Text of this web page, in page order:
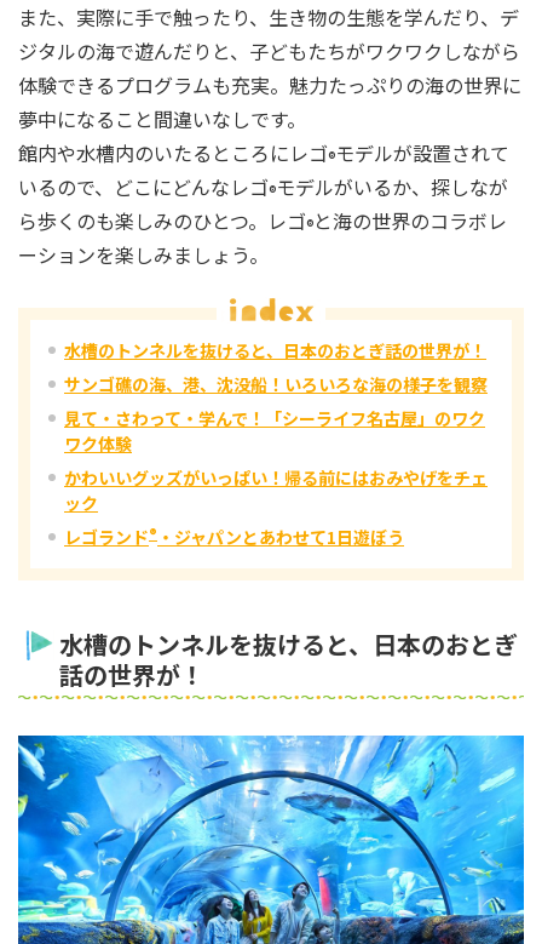
また、実際に手で触ったり、生き物の生態を学んだり、デ
ジタルの海で遊んだりと、子どもたちがワクワクしながら
体験できるプログラムも充実。魅力たっぷりの海の世界に
夢中になること間違いなしです。
館内や水槽内のいたるところにレゴ®モデルが設置されて
いるので、どこにどんなレゴ®モデルがいるか、探しなが
ら歩くのも楽しみのひとつ。レゴ®と海の世界のコラボレ
ーションを楽しみましょう。
水槽のトンネルを抜けると、日本のおとぎ話の世界が！
サンゴ礁の海、港、沈没船！いろいろな海の様子を観察
見て・さわって・学んで！「シーライフ名古屋」のワク
ワク体験
かわいいグッズがいっぱい！帰る前にはおみやげをチェ
ック
レゴランド® ・ジャパンとあわせて1日遊ぼう
水槽のトンネルを抜けると、日本のおとぎ
話の世界が！